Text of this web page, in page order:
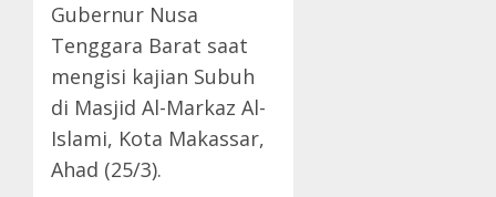
Gubernur Nusa
Tenggara Barat saat
mengisi kajian Subuh
di Masjid Al-Markaz Al-
Islami, Kota Makassar,
Ahad (25/3).